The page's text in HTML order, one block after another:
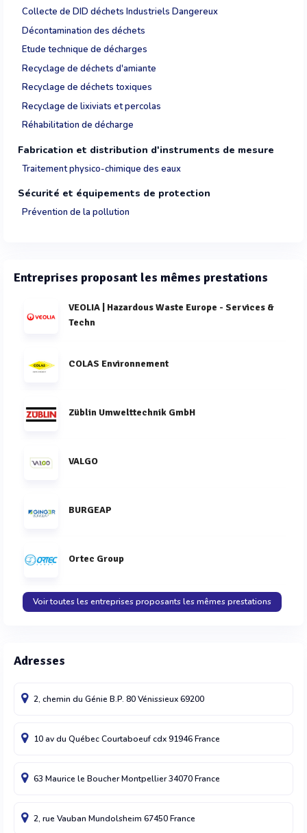
Collecte de DID déchets Industriels Dangereux
Décontamination des déchets
Etude technique de décharges
Recyclage de déchets d'amiante
Recyclage de déchets toxiques
Recyclage de lixiviats et percolas
Réhabilitation de décharge
Fabrication et distribution d'instruments de mesure
Traitement physico-chimique des eaux
Sécurité et équipements de protection
Prévention de la pollution
Entreprises proposant les mêmes prestations
VEOLIA | Hazardous Waste Europe - Services &
Techn
COLAS Environnement
Züblin Umwelttechnik GmbH
VALGO
BURGEAP
Ortec Group
Voir toutes les entreprises proposants les mêmes prestations
Adresses
2, chemin du Génie B.P. 80Vénissieux69200
10 av du QuébecCourtaboeuf cdx91946France
63 Maurice le BoucherMontpellier34070France
2, rue Vauban Mundolsheim 67450France